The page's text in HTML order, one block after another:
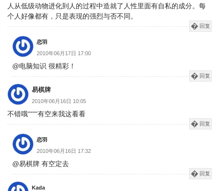
人从低级动物进化到人的过程中造就了人性里面有自私的成分。每
个人好像都有，只是表现的强烈与否不同。
回复
恋羽
2010年06月17日 17:00
@电脑知识 很精彩！
回复
易棋牌
2010年06月16日 10:05
不错哦““““有空来我这看看
回复
恋羽
2010年06月16日 17:32
@易棋牌 有空定去
回复
Kada